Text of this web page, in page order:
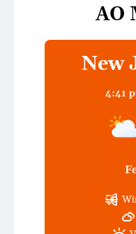
AO
New
4:41